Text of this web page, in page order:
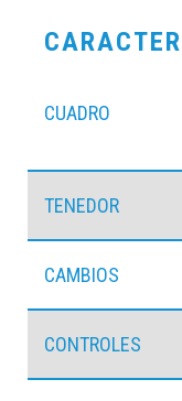
CUADRO
TENEDOR
CAMBIOS
CONTROLES